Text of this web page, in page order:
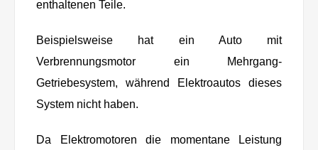
enthaltenen Teile.
Beispielsweise hat ein Auto mit
Verbrennungsmotor ein Mehrgang-
Getriebesystem, während Elektroautos dieses
System nicht haben.
Da Elektromotoren die momentane Leistung